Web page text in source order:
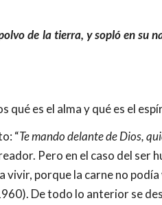
de la tierra, y sopló en su
qué es el alma y qué es el
“
Te mando delante de Dios,
Pero en el caso del ser
vivir, porque la carne no
De todo lo anterior se